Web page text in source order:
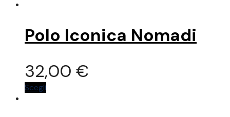
era:
15,00 €.
è:
Polo Iconica Nomadi
32,00 €
Scegli